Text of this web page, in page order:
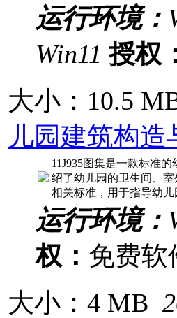
运行环境：
Win11 授权：
大小：10.5
儿园建筑构造
11J935图集是一款标准
绍了幼儿园的卫生间、
相关标准，用于指导幼
运行环境：
权： 免费
大小：4 MB